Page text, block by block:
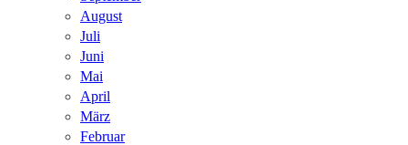
August
Juli
Juni
Mai
April
März
Februar